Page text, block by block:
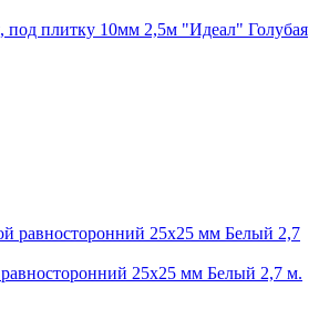
под плитку 10мм 2,5м "Идеал" Голубая
25х25 мм Белый 2,7 м.